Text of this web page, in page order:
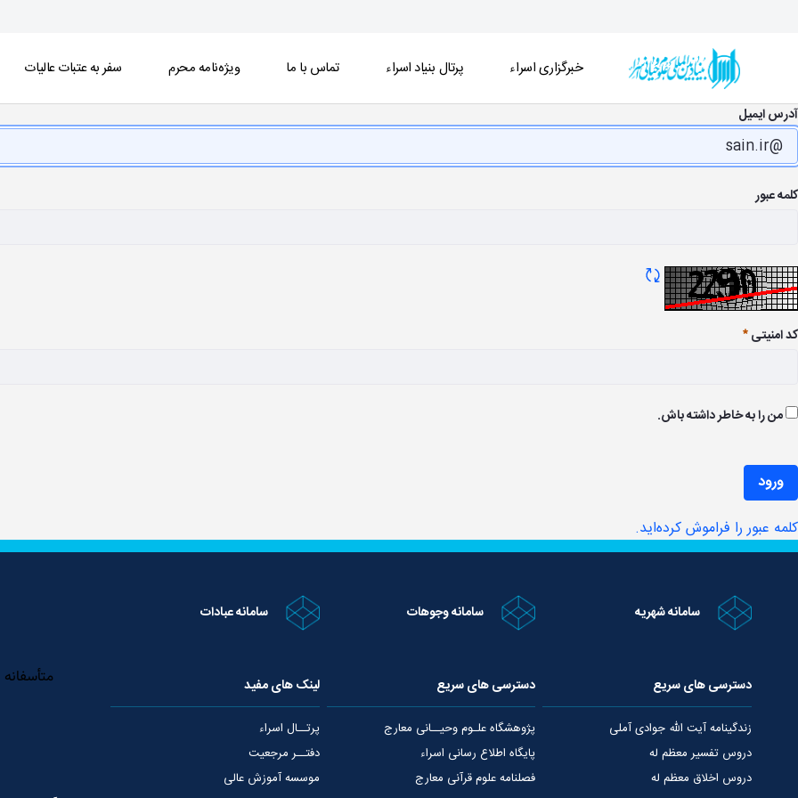
خبرگزاری اسراء پرتال بنیاد اسراء تماس با ما ویژه‌نامه محرم سفر به عتبات عالیات
گالری تصاویر - خبرگزاری اسراء
آدرس ایمیل
کلمه عبور
کد امنیتی
ورود
کلمه عبور را فراموش کرده‌اید.
سامانه شهریه سامانه وجوهات سامانه عبادات
دسترسی های سریع
زندگینامه آیت الله جوادی آملی
دروس تفسیر معظم له
دروس اخلاق معظم له
دسترسی های سریع
پژوهشگاه علـوم وحیــانی معارج
پایگاه اطلاع رسانی اسراء
فصلنامه علوم قرآنی معارج
لینک های مفید
پرتــال اسراء
دفتــر مرجعیت
موسسه آموزش عالی